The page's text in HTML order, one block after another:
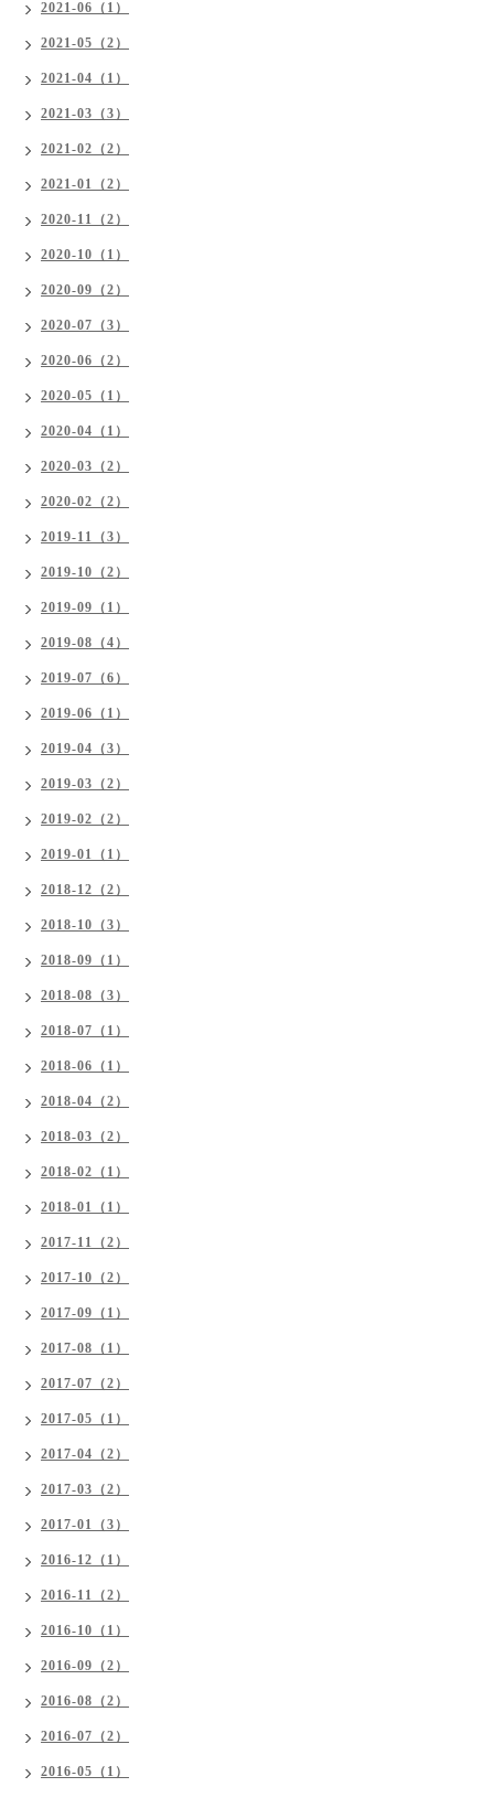
2021-06（1）
2021-05（2）
2021-04（1）
2021-03（3）
2021-02（2）
2021-01（2）
2020-11（2）
2020-10（1）
2020-09（2）
2020-07（3）
2020-06（2）
2020-05（1）
2020-04（1）
2020-03（2）
2020-02（2）
2019-11（3）
2019-10（2）
2019-09（1）
2019-08（4）
2019-07（6）
2019-06（1）
2019-04（3）
2019-03（2）
2019-02（2）
2019-01（1）
2018-12（2）
2018-10（3）
2018-09（1）
2018-08（3）
2018-07（1）
2018-06（1）
2018-04（2）
2018-03（2）
2018-02（1）
2018-01（1）
2017-11（2）
2017-10（2）
2017-09（1）
2017-08（1）
2017-07（2）
2017-05（1）
2017-04（2）
2017-03（2）
2017-01（3）
2016-12（1）
2016-11（2）
2016-10（1）
2016-09（2）
2016-08（2）
2016-07（2）
2016-05（1）